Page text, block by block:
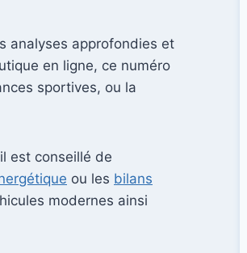
analyses approfondies et
en ligne, ce numéro
sportives, ou la
est conseillé de
ou les bilans
modernes ainsi